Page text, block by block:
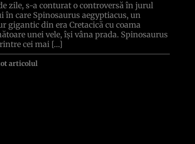
zile, s-a conturat o controversă în jurul
în care Spinosaurus aegyptiacus, un
gigantic din era Cretacică cu coama
unei vele, își vâna prada. Spinosaurus
cei mai […]
articolul